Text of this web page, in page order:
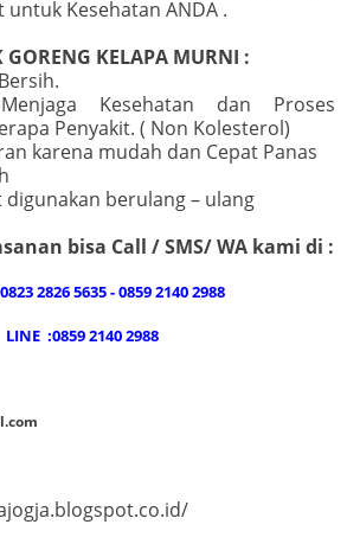
Kesehatan ANDA .
KELAPA MURNI :
Kesehatan dan Proses
Penyakit. ( Non Kolesterol)
karena mudah dan Cepat Panas
digunakan berulang – ulang
bisa Call / SMS/ WA kami di :
2826 5635 - 0859 2140 2988
LINE :0859 2140 2988